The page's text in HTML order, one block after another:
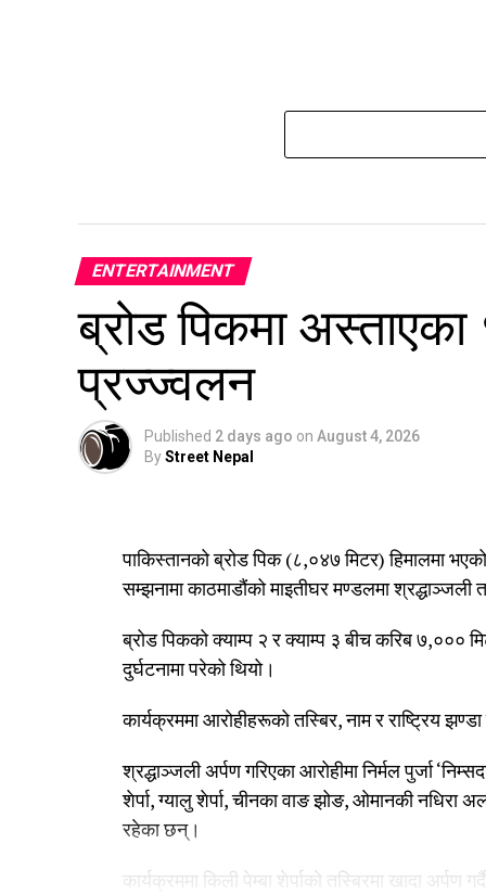
ENTERTAINMENT
ब्रोड पिकमा
प्रज्ज्वलन
Published 2 days ago on August 4, 2026
ByStreet Nepal
पाकिस्तानको ब्रोड पिक (८,०४७ मिटर) हिमालमा
सम्झनामा काठमाडौंको माइतीघर मण्डलमा
ब्रोड पिकको क्याम्प २ र क्याम्प ३ बीच करिब ७,०००
दुर्घटनामा परेको थियो।
कार्यक्रममा आरोहीहरूको तस्बिर, नाम र राष्ट्रिय
श्रद्धाञ्जली अर्पण गरिएका आरोहीमा निर्मल पुर्जा
शेर्पा, ग्यालु शेर्पा, चीनका वाङ झोङ, ओमानकी नधिरा
रहेका छन्।
कार्यक्रममा किली पेम्बा शेर्पाको तस्बिरमा खादा अर्पण